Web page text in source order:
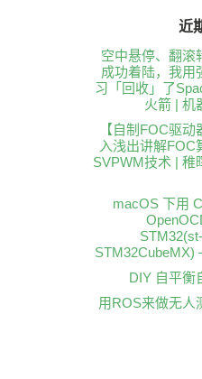
近
空中悬停、翻滚
成功着陆，我用
习「回收」了
火箭 | 机
【自制FOC驱动
入浅出讲解FOC
SVPWM技术 | 稚
macOS 下用
STM32CubeMX)
DIY 自平衡
用ROS来做无人